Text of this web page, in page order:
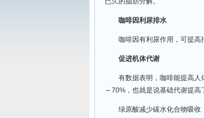
咖啡因利尿排水
咖啡因有利尿作用，可提高排
促进机体代谢
有数据表明，咖啡能提高人
～70%，也就是说基础代谢提高
绿原酸减少碳水化合物吸收